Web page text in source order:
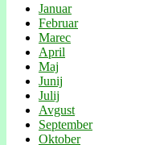
Januar
Februar
Marec
April
Maj
Junij
Julij
Avgust
September
Oktober